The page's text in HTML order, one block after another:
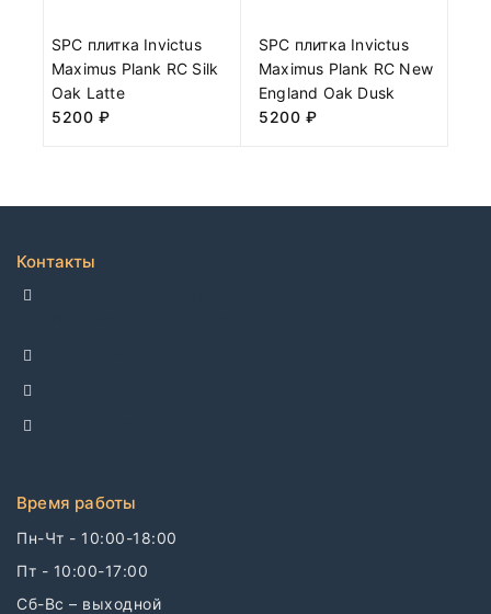
SPC плитка Invictus
Maximus Plank RC Silk
Oak Latte
5200 ₽
SPC плитка Invictus
Maximus Plank RC New
England Oak Dusk
5200 ₽
Контакты
Время работы
Пн-Чт - 10:00-18:00
Пт - 10:00-17:00
Сб-Вс – выходной